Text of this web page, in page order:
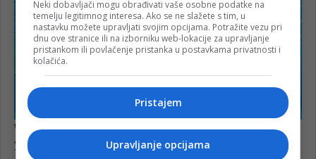
Neki dobavljači mogu obrađivati vaše osobne podatke na
temelju legitimnog interesa. Ako se ne slažete s tim, u
nastavku možete upravljati svojim opcijama. Potražite vezu pri
dnu ove stranice ili na izborniku web-lokacije za upravljanje
pristankom ili povlačenje pristanka u postavkama privatnosti i
kolačića.
Pristajem
Upravljanje opcijama